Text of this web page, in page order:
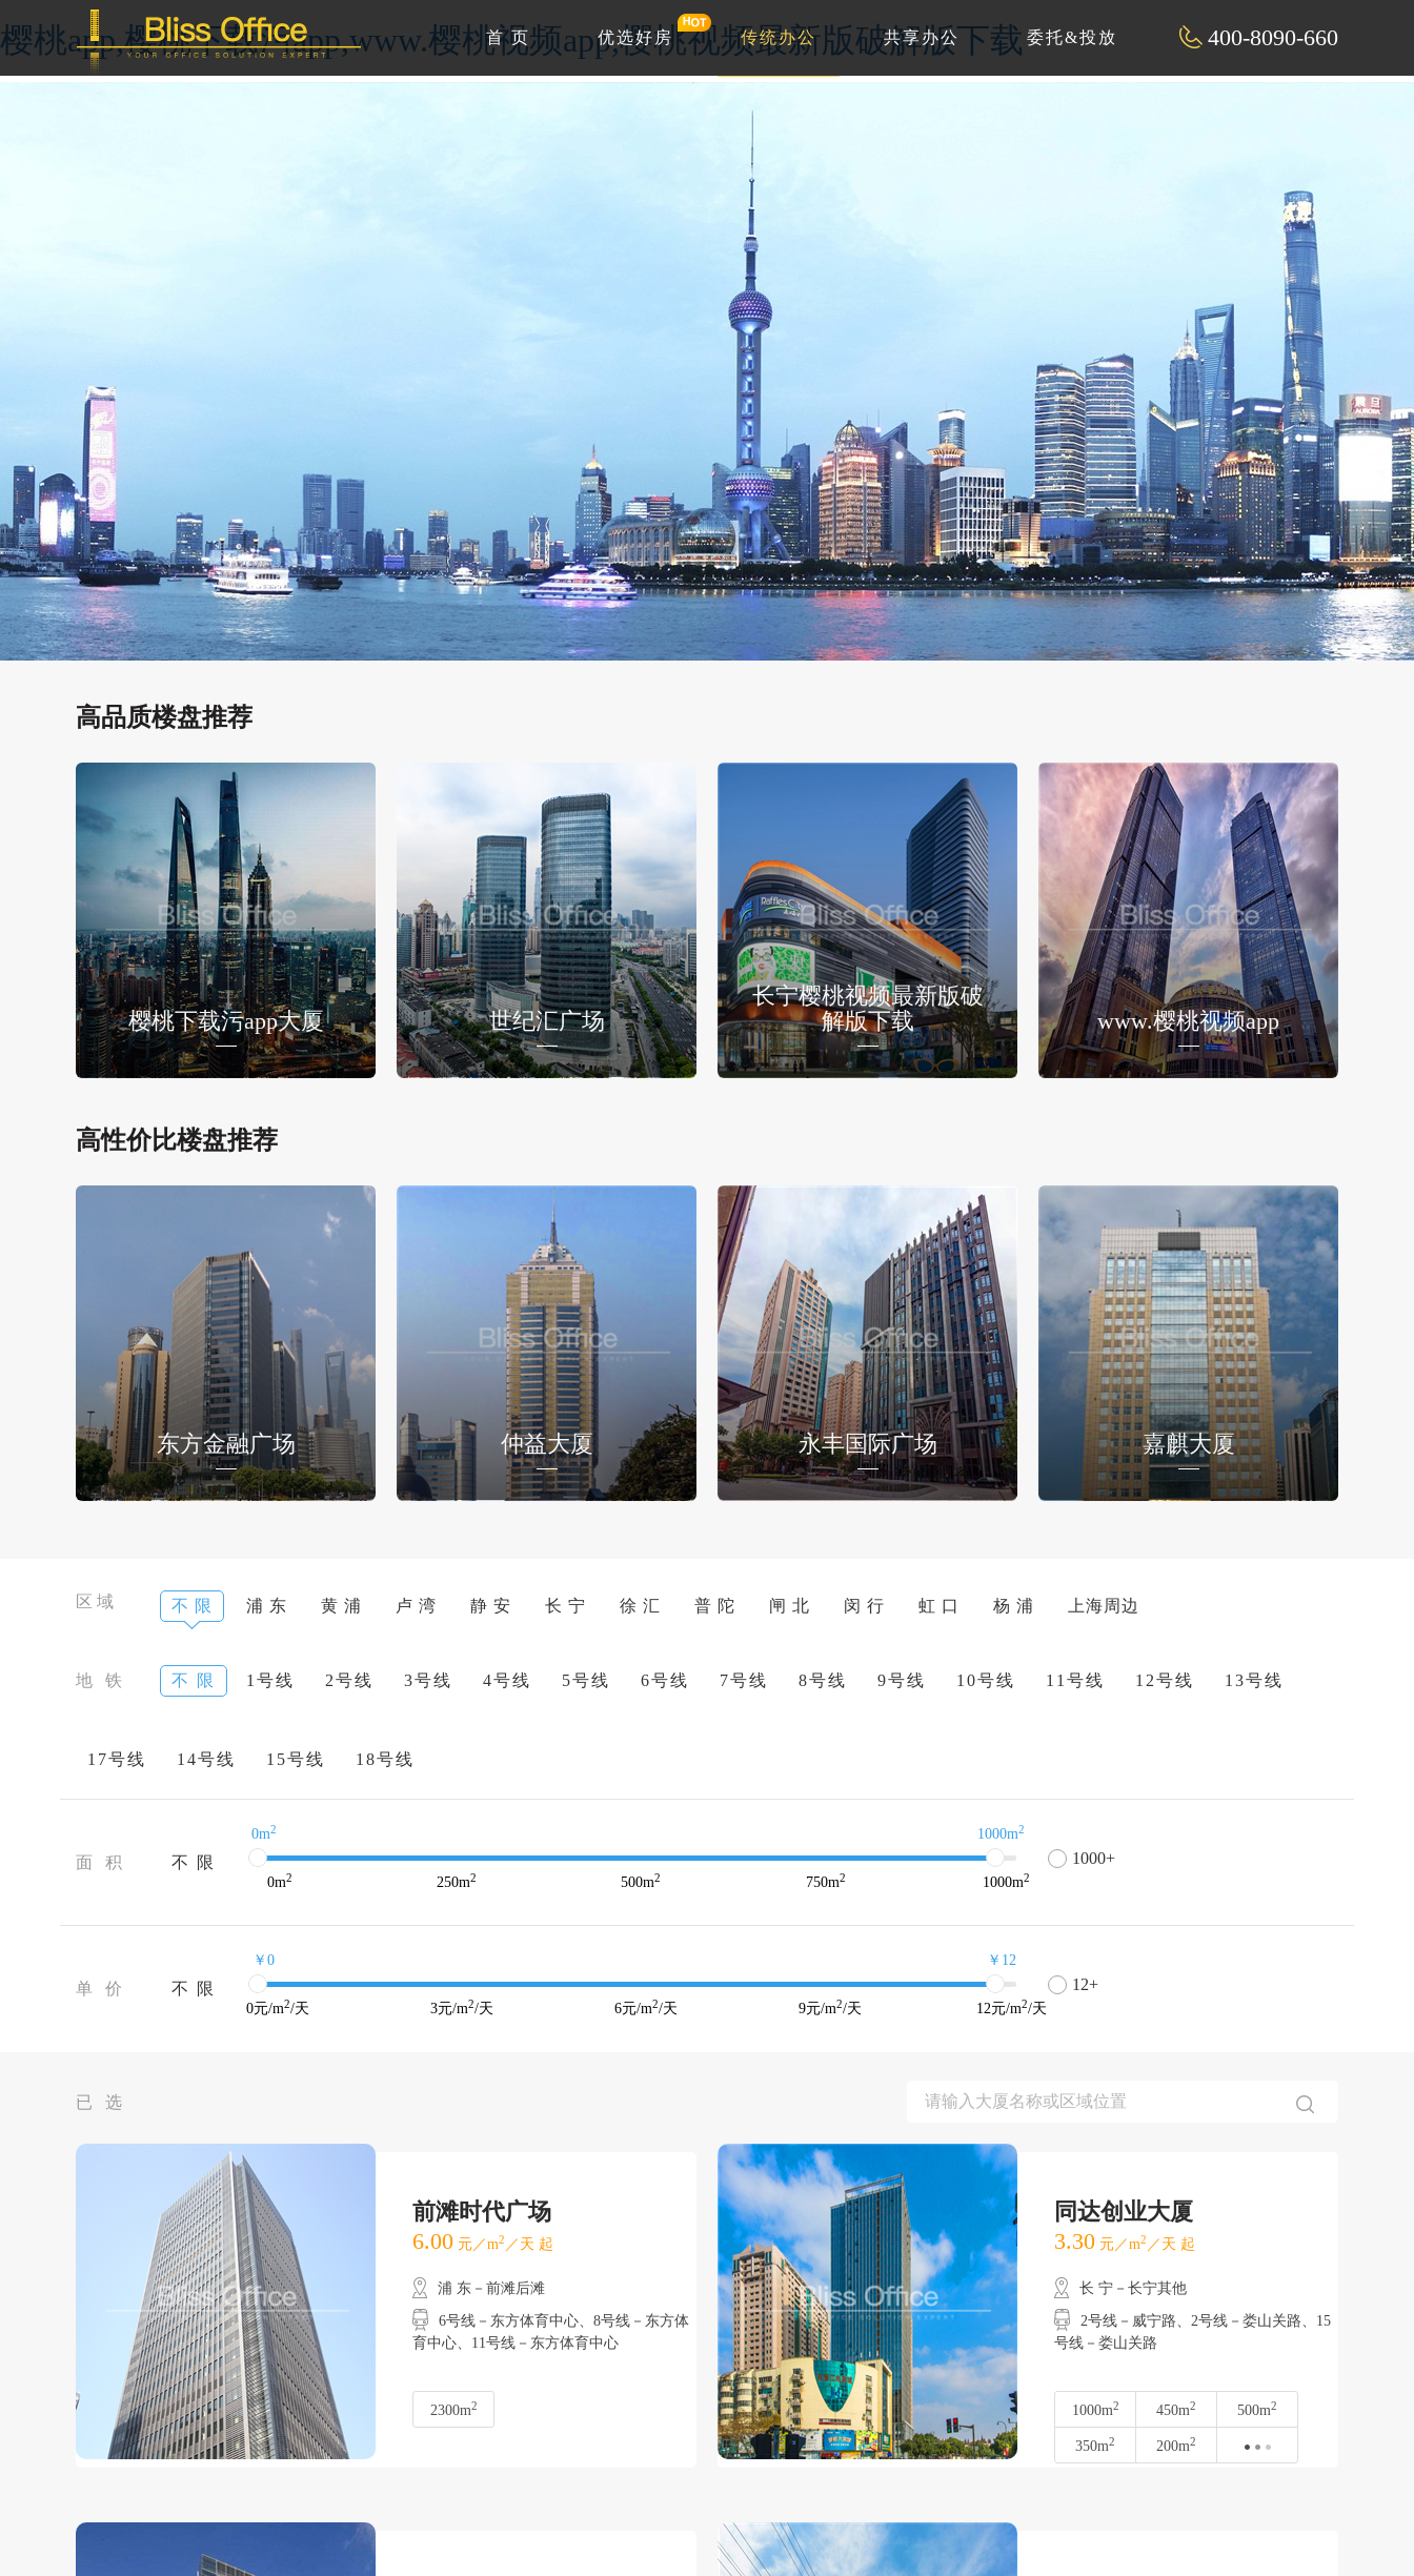
樱桃app,樱桃下载污app,www.樱桃视频app,樱桃视频最新版破解版下载 400-8090-660
首 页 优选好房 传统办公 共享办公 委托&投放
高品质楼盘推荐
樱桃下载污app大厦 世纪汇广场
长宁樱桃视频最新版破
解版下载
www.樱桃视频app
高性价比楼盘推荐
东方金融广场 仲益大厦 永丰国际广场 嘉麒大厦
区域 不 限 浦 东 黄 浦 卢 湾 静 安 长 宁 徐 汇 普 陀 闸 北 闵 行 虹 口 杨 浦 上海周边
地 铁 不 限 1号线 2号线 3号线 4号线 5号线 6号线 7号线 8号线 9号线 10号线 11号线 12号线 13号线
17号线 14号线 15号线 18号线
面 积 不 限
0m2 1000m2
0m2 250m2 500m2 750m2 1000m2
1000+
单 价 不 限
￥0 ￥12
0元/m2/天 3元/m2/天 6元/m2/天 9元/m2/天 12元/m2/天
12+
已 选
前滩时代广场
6.00 元／m2 ／天 起
浦 东－前滩后滩
6号线－东方体育中心、8号线－东方体
育中心、11号线－东方体育中心
2300m2
同达创业大厦
3.30 元／m2 ／天 起
长 宁－长宁其他
2号线－威宁路、2号线－娄山关路、15
号线－娄山关路
1000m2 450m2 500m2
350m2 200m2